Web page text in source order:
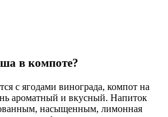
в компоте?
с ягодами винограда, компот на
ароматный и вкусный. Напиток
насыщенным, лимонная